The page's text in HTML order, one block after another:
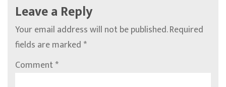
Leave a Reply
Your email address will not be published.Required
fields are marked*
Comment*